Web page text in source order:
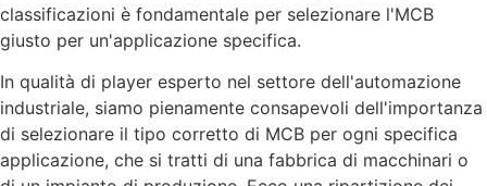
classificazioni è fondamentale per selezionare l'MCB
giusto per un'applicazione specifica.
In qualità di player esperto nel settore dell'automazione
industriale, siamo pienamente consapevoli dell'importanza
di selezionare il tipo corretto di MCB per ogni specifica
applicazione, che si tratti di una fabbrica di macchinari o